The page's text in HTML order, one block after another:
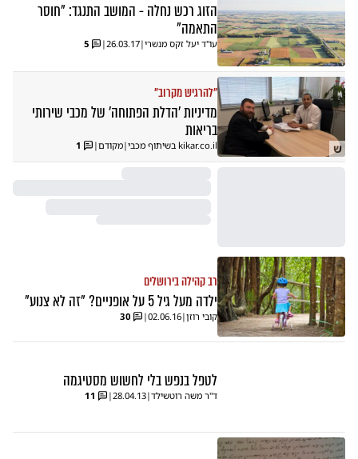
הזוג רכש נחלה - המושב התנגד: "חוסר
התאמה"
עו"ד יעל זקס מנשרי|
26.03.17
|
5
ש
"להרגיש מקרוב"
מדיניות 'הדלת הפתוחה' של מכבי שירותי
בריאות
kikar.co.il בשיתוף מכבי |מקודם|
1
רב קהילה בירושלים
ילדה מעל גיל 5 על אופניים? "זה לא צנוע"
קובי רוזן|
02.06.16
|
30
לטפל בנפש בלי לחשוש מסטיגמה
ד"ר משה רוטשילד|
28.04.13
|
11